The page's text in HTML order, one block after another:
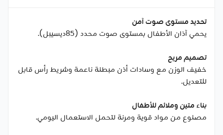
تحديد مستوى صوت آمن
يحمي آذان الأطفال بمستوى صوت محدد (85ديسيبل).
تصميم مريح
خفيف الوزن مع وسادات أذن مبطنة ناعمة وشريط رأس قابل
للتعديل.
بناء متين وملائم للأطفال
مصنوع من مواد قوية ومرنة لتحمل الاستعمال اليومي.